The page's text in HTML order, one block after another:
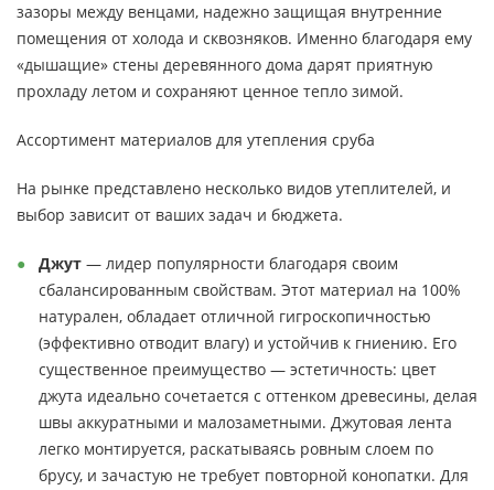
зазоры между венцами, надежно защищая внутренние
помещения от холода и сквозняков. Именно благодаря ему
«дышащие» стены деревянного дома дарят приятную
прохладу летом и сохраняют ценное тепло зимой.
Ассортимент материалов для утепления сруба
На рынке представлено несколько видов утеплителей, и
выбор зависит от ваших задач и бюджета.
Джут — лидер популярности благодаря своим
сбалансированным свойствам. Этот материал на 100%
натурален, обладает отличной гигроскопичностью
(эффективно отводит влагу) и устойчив к гниению. Его
существенное преимущество — эстетичность: цвет
джута идеально сочетается с оттенком древесины, делая
швы аккуратными и малозаметными. Джутовая лента
легко монтируется, раскатываясь ровным слоем по
брусу, и зачастую не требует повторной конопатки. Для